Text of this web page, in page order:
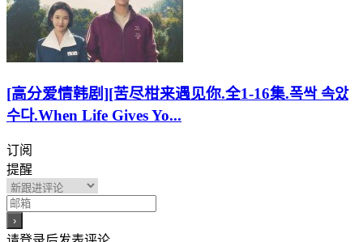
[高分爱情韩剧][苦尽柑来遇见你.全1-16集.폭싹 속았
수다.When Life Gives Yo...
订阅
提醒